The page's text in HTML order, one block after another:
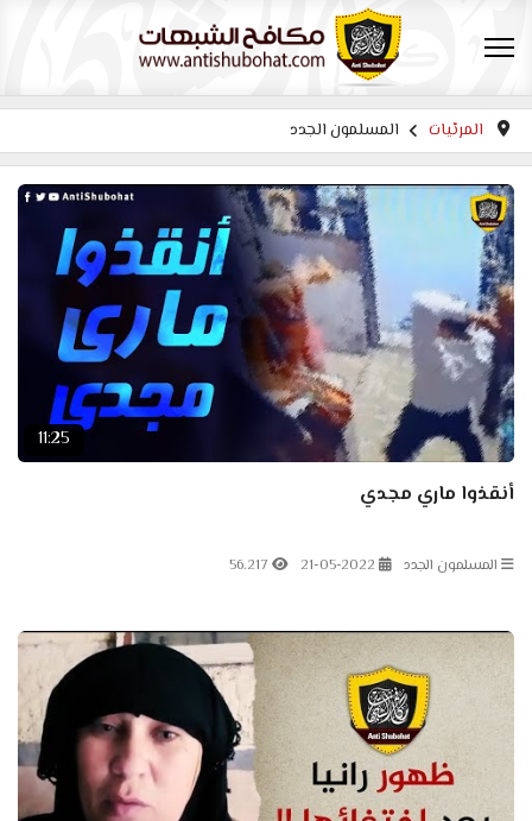
المرئيات المسلمون الجدد
11:25
أنقذوا ماري مجدي
المسلمون الجدد 21-05-2022
56.217